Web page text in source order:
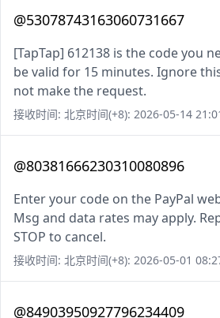
@53078743163060731667
[TapTap] 612138 is the code you
be valid for 15 minutes. Ignore
not make the request.
接收时间: 北京时间(+8): 2026-05-14
@80381666230310080896
Enter your code on the PayPal
Msg and data rates may apply.
STOP to cancel.
接收时间: 北京时间(+8): 2026-05-01
@84903950927796234409